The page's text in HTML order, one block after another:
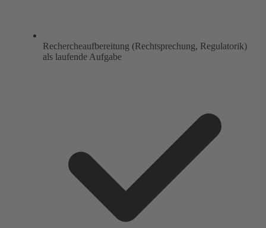
Rechercheaufbereitung (Rechtsprechung, Regulatorik)
als laufende Aufgabe